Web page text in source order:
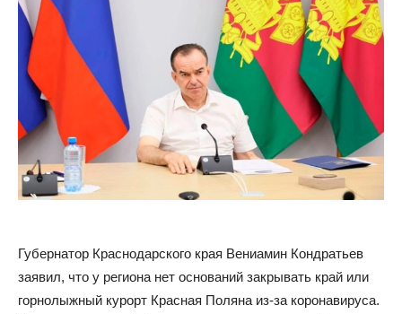
Губернатор Краснодарского края Вениамин Кондратьев
заявил, что у региона нет оснований закрывать край или
горнолыжный курорт Красная Поляна из-за коронавируса.